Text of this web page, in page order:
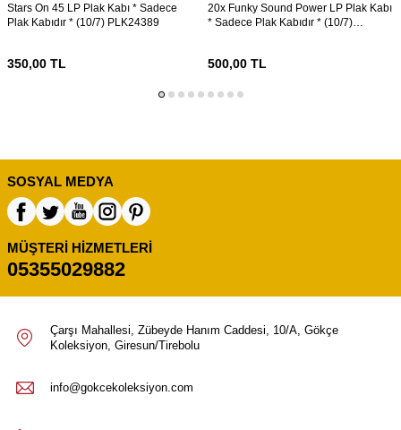
Stars On 45 LP Plak Kabı * Sadece
Plak Kabıdır * (10/7) PLK24389
350,00 TL
20x Funky Sound Power LP Plak Kabı
* Sadece Plak Kabıdır * (10/7)
500,00TL
SOSYAL MEDYA
MÜŞTERI HIZMETLERI
05355029882
Çarşı Mahallesi, Zübeyde Hanım Caddesi, 10/A, Gökçe
Koleksiyon, Giresun/Tirebolu
info@gokcekoleksiyon.com